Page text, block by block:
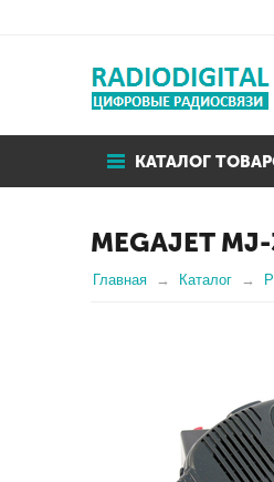
КАТАЛОГ
MEGAJET
Главная Каталог